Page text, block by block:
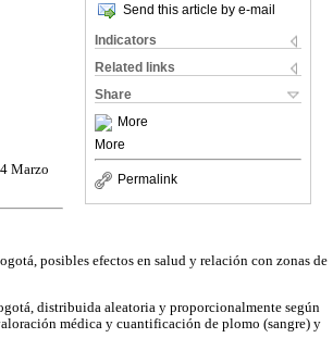
Send this article by e-mail
Indicators
Related links
Share
More
More
Permalink
Marzo
posibles efectos en salud y relación con zonas de
distribuida aleatoria y proporcionalmente según
médica y cuantificación de plomo (sangre) y